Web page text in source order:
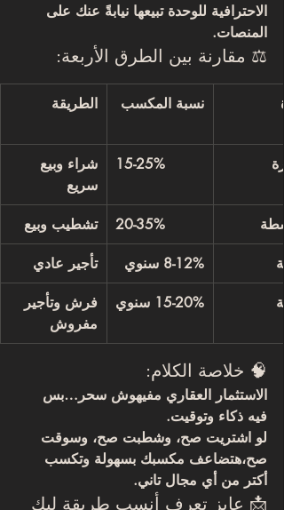
الاحترافية للوحدة تبيعها نيابةً عنك على
المنصات.
⚖️ مقارنة بين الطرق الأربعة:
الطريقة نسبة المكسب
شراء وبيع
سريع
15-25%
تشطيب وبيع 20-35%
تأجير عادي 8-12% سنوي
فرش وتأجير
مفروش
15-20% سنوي
🧠 خلاصة الكلام:
الاستثمار العقاري مفيهوش سحر…بس
فيه ذكاء وتوقيت.
لو اشتريت صح، وشطبت صح، وسوقت
صح،هتضاعف مكسبك بسهولة وتكسب
أكتر من أي مجال تاني.
📩 عايز تعرف أنسب طريقة ليك